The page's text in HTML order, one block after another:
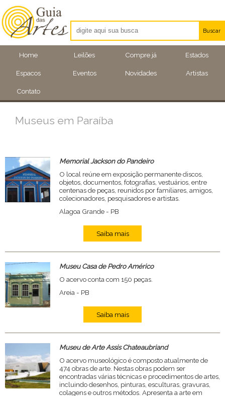
Home Leilões Compre já Estados
Espacos Eventos Novidades Artistas
Contato
Buscar
Artistas
Eventos
Museus em Paraíba
Memorial Jackson do Pandeiro
O local reúne em exposição permanente discos,
objetos, documentos, fotografias, vestuários, entre
centenas de peças, reunidos por familiares, amigos,
colecionadores, pesquisadores e artistas.
Alagoa Grande - PB
Saiba mais
Museu Casa de Pedro Américo
O acervo conta com 150 peças.
Areia - PB
Saiba mais
Museu de Arte Assis Chateaubriand
O acervo museológico é composto atualmente de
474 obras de arte. Nestas obras podem ser
encontradas várias técnicas e procedimentos de artes,
incluindo desenhos, pinturas, esculturas, gravuras,
colagens e outros métodos. Apresenta a arte em